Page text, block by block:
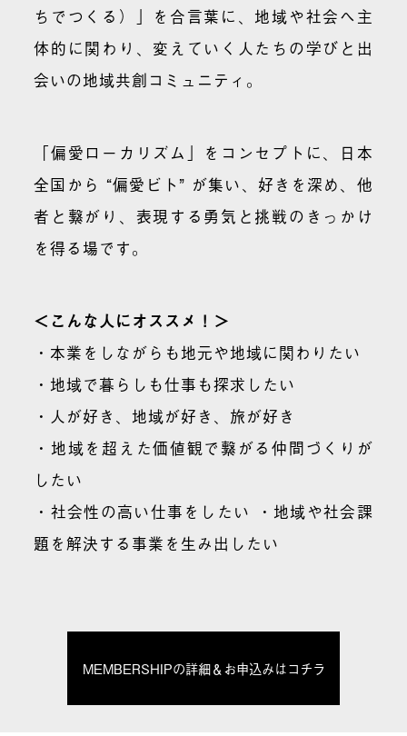
ちでつくる）」を合言葉に、地域や社会へ主
体的に関わり、変えていく人たちの学びと出
会いの地域共創コミュニティ。
「偏愛ローカリズム」をコンセプトに、日本
全国から “偏愛ビト” が集い、好きを深め、他
者と繋がり、表現する勇気と挑戦のきっかけ
を得る場です。
＜こんな人にオススメ！＞
・本業をしながらも地元や地域に関わりたい
・地域で暮らしも仕事も探求したい
・人が好き、地域が好き、旅が好き
・地域を超えた価値観で繋がる仲間づくりが
したい
・社会性の高い仕事をしたい ・地域や社会課
題を解決する事業を生み出したい
MEMBERSHIPの詳細＆お申込みはコチラ